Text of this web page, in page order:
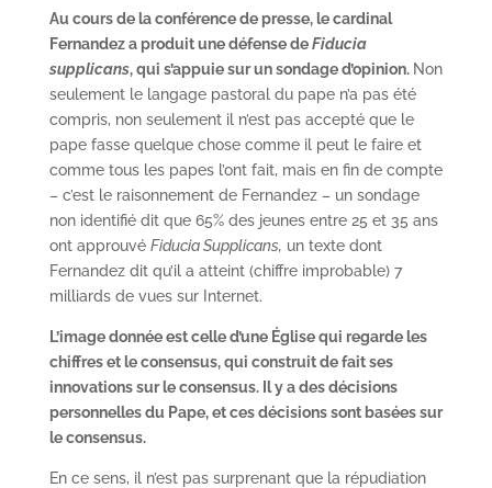
Au cours de la conférence de presse, le cardinal
Fernandez a produit une défense deFiducia
supplicans, qui s’appuie sur un sondage d’opinion. Non
seulement le langage pastoral du pape n’a pas été
compris, non seulement il n’est pas accepté que le
pape fasse quelque chose comme il peut le faire et
comme tous les papes l’ont fait, mais en fin de compte
– c’est le raisonnement de Fernandez – un sondage
non identifié dit que 65% des jeunes entre 25 et 35 ans
ont approuvé Fiducia Supplicans, un texte dont
Fernandez dit qu’il a atteint (chiffre improbable) 7
milliards de vues sur Internet.
L’image donnée est celle d’une Église qui regarde les
chiffres et le consensus, qui construit de fait ses
innovations sur le consensus. Il y a des décisions
personnelles du Pape, et ces décisions sont basées sur
le consensus.
En ce sens, il n’est pas surprenant que la répudiation